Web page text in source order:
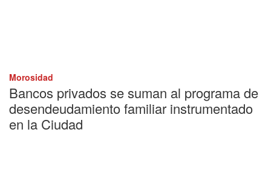
Morosidad
Bancos privados se suman al programa de
desendeudamiento familiar instrumentado
en la Ciudad